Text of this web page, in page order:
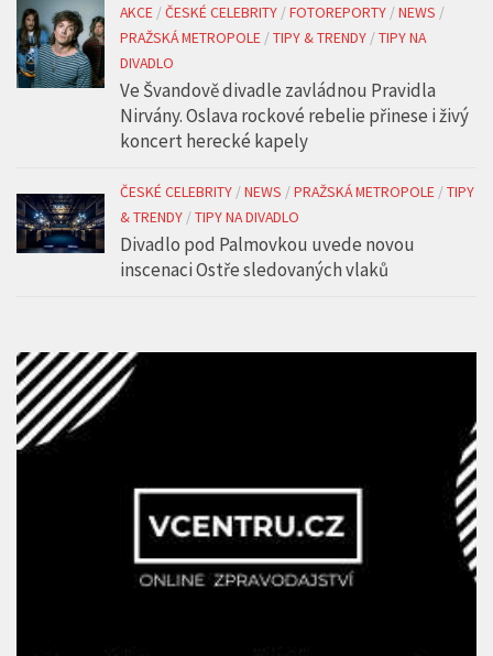
AKCE /ČESKÉ CELEBRITY /FOTOREPORTY /NEWS /
PRAŽSKÁ METROPOLE /TIPY & TRENDY /TIPY NA
DIVADLO
Ve Švandově divadle zavládnou Pravidla
Nirvány. Oslava rockové rebelie přinese i živý
koncert herecké kapely
ČESKÉ CELEBRITY /NEWS /PRAŽSKÁ METROPOLE /TIPY
& TRENDY /TIPY NA DIVADLO
Divadlo pod Palmovkou uvede novou
inscenaci Ostře sledovaných vlaků